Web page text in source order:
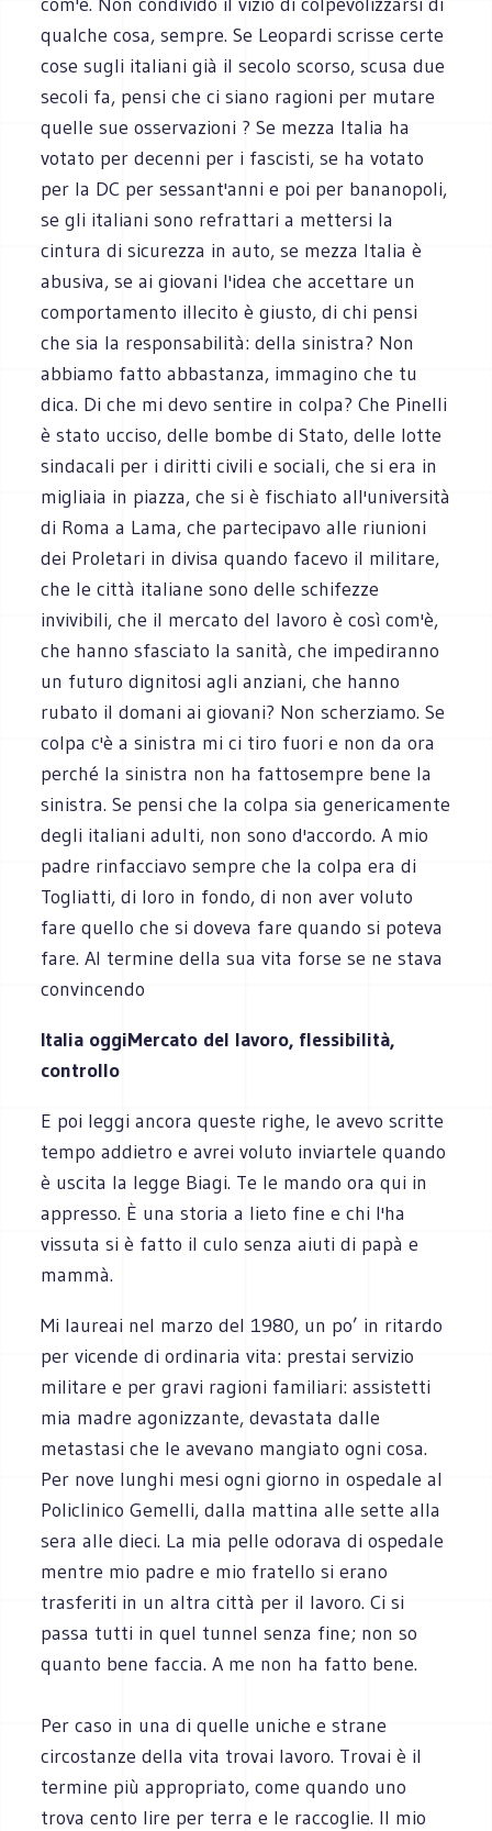
qualche cosa, sempre. Se Leopardi scrisse certe
cose sugli italiani già il secolo scorso, scusa due
secoli fa, pensi che ci siano ragioni per mutare
quelle sue osservazioni ? Se mezza Italia ha
votato per decenni per i fascisti, se ha votato
per la DC per sessant'anni e poi per bananopoli,
se gli italiani sono refrattari a mettersi la
cintura di sicurezza in auto, se mezza Italia è
abusiva, se ai giovani l'idea che accettare un
comportamento illecito è giusto, di chi pensi
che sia la responsabilità: della sinistra? Non
abbiamo fatto abbastanza, immagino che tu
dica. Di che mi devo sentire in colpa? Che Pinelli
è stato ucciso, delle bombe di Stato, delle lotte
sindacali per i diritti civili e sociali, che si era in
migliaia in piazza, che si è fischiato all'università
di Roma a Lama, che partecipavo alle riunioni
dei Proletari in divisa quando facevo il militare,
che le città italiane sono delle schifezze
invivibili, che il mercato del lavoro è così com'è,
che hanno sfasciato la sanità, che impediranno
un futuro dignitosi agli anziani, che hanno
rubato il domani ai giovani? Non scherziamo. Se
colpa c'è a sinistra mi ci tiro fuori e non da ora
perché la sinistra non ha fattosempre bene la
sinistra. Se pensi che la colpa sia genericamente
degli italiani adulti, non sono d'accordo. A mio
padre rinfacciavo sempre che la colpa era di
Togliatti, di loro in fondo, di non aver voluto
fare quello che si doveva fare quando si poteva
fare. Al termine della sua vita forse se ne stava
convincendo
Italia oggiMercato del lavoro, flessibilità,
controllo
E poi leggi ancora queste righe, le avevo scritte
tempo addietro e avrei voluto inviartele quando
è uscita la legge Biagi. Te le mando ora qui in
appresso. È una storia a lieto fine e chi l'ha
vissuta si è fatto il culo senza aiuti di papà e
mammà.
Mi laureai nel marzo del 1980, un po’ in ritardo
per vicende di ordinaria vita: prestai servizio
militare e per gravi ragioni familiari: assistetti
mia madre agonizzante, devastata dalle
metastasi che le avevano mangiato ogni cosa.
Per nove lunghi mesi ogni giorno in ospedale al
Policlinico Gemelli, dalla mattina alle sette alla
sera alle dieci. La mia pelle odorava di ospedale
mentre mio padre e mio fratello si erano
trasferiti in un altra città per il lavoro. Ci si
passa tutti in quel tunnel senza fine; non so
quanto bene faccia. A me non ha fatto bene.
Per caso in una di quelle uniche e strane
circostanze della vita trovai lavoro. Trovai è il
termine più appropriato, come quando uno
trova cento lire per terra e le raccoglie. Il mio